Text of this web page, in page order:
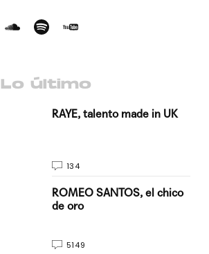
Lo último
RAYE, talento made in UK
134
ROMEO SANTOS, el chico
de oro
5149